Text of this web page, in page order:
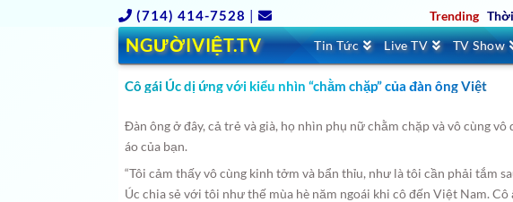
(714) 414-7528 | Trending
NGƯỜIVIỆT.TV Tin Tức Live TV TV Show
Cô gái Úc dị ứng với kiểu nhìn “chằm chặp” của đàn ông Việt
Đàn ông ở đây, cả trẻ và già, họ nhìn phụ nữ chằm chặp và vô cùng
áo của bạn.
“Tôi cảm thấy vô cùng kinh tởm và bẩn thỉu, như là tôi cần phải tắm
Úc chia sẻ với tôi như thế mùa hè năm ngoái khi cô đến Việt Nam.